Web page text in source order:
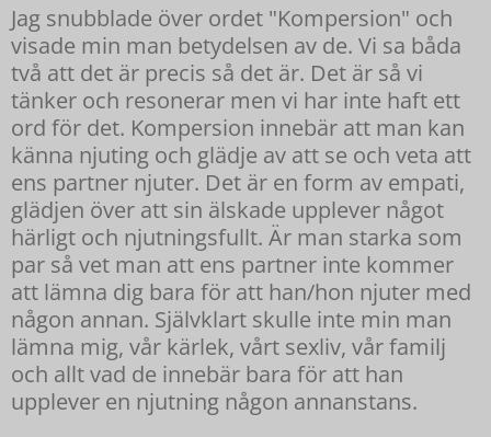
Jag snubblade över ordet "Kompersion" och
visade min man betydelsen av de. Vi sa båda
två att det är precis så det är. Det är så vi
tänker och resonerar men vi har inte haft ett
ord för det. Kompersion innebär att man kan
känna njuting och glädje av att se och veta att
ens partner njuter. Det är en form av empati,
glädjen över att sin älskade upplever något
härligt och njutningsfullt. Är man starka som
par så vet man att ens partner inte kommer
att lämna dig bara för att han/hon njuter med
någon annan. Självklart skulle inte min man
lämna mig, vår kärlek, vårt sexliv, vår familj
och allt vad de innebär bara för att han
upplever en njutning någon annanstans.